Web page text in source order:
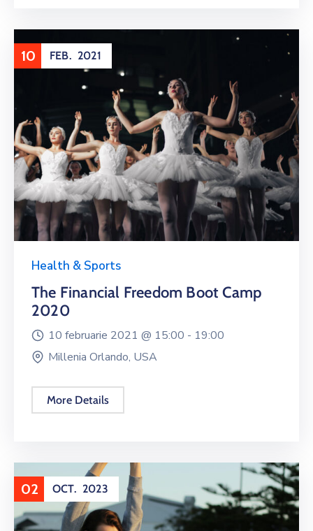
10 FEB. 2021
Health & Sports
The Financial Freedom Boot Camp
2020
10 februarie 2021 @ 15:00 - 19:00
Millenia Orlando, USA
More Details
02 OCT. 2023